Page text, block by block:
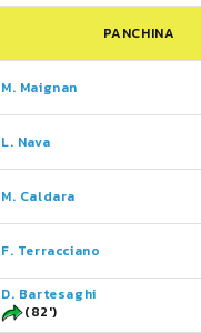
PANCHINA
M. Maignan
L. Nava
M. Caldara
F. Terracciano
D. Bartesaghi
(82')